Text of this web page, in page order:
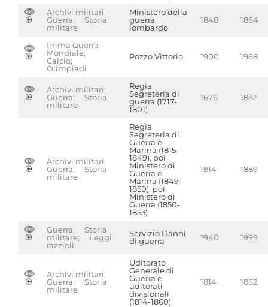
Archivi militari;
Guerra; Storia
militare
Ministero della
guerra
lombardo
1848 1864
Prima Guerra
Mondiale;
Calcio;
Olimpiadi
Pozzo Vittorio 1900 1968
Archivi militari;
Guerra; Storia
militare
Regia
Segreteria di
guerra (1717-
1801)
1676 1832
Archivi militari;
Guerra; Storia
militare
Regia
Segreteria di
Guerra e
Marina (1815-
1849), poi
Ministero di
Guerra e
Marina (1849-
1850), poi
Ministero di
Guerra (1850-
1853)
1814 1889
Guerra; Storia
militare; Leggi
razziali
Servizio Danni
di guerra
1940 1999
Archivi militari;
Guerra; Storia
militare
Uditorato
Generale di
Guerra e
uditorati
divisionali
(1814-1860)
1814 1862